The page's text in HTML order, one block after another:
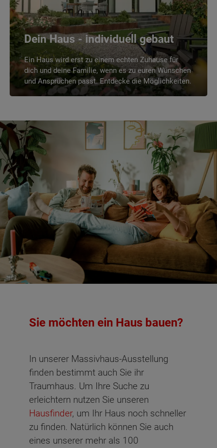
Dein Haus - individuell gebaut
Ein Haus wird erst zu einem echten Zuhause für
dich und deine Familie, wenn es zu euren Wünschen
und Ansprüchen passt. Entdecke die Möglichkeiten.
Sie möchten ein Haus bauen?
In unserer Massivhaus-Ausstellung
finden bestimmt auch Sie ihr
Traumhaus. Um Ihre Suche zu
erleichtern nutzen Sie unseren
Hausfinder, um Ihr Haus noch schneller
zu finden. Natürlich können Sie auch
eines unserer mehr als 100